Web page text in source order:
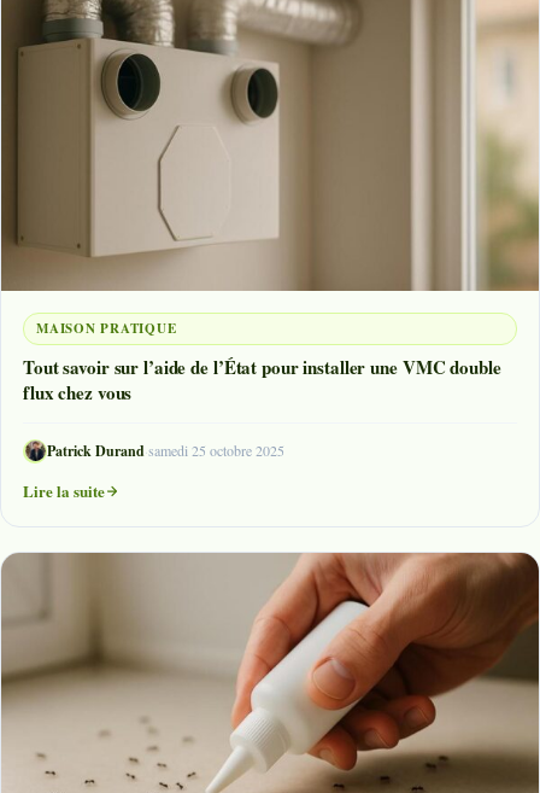
MAISON PRATIQUE
Tout savoir sur l’aide de l’État pour installer une VMC double
flux chez vous
Patrick Durand·samedi 25 octobre 2025
Lire la suite